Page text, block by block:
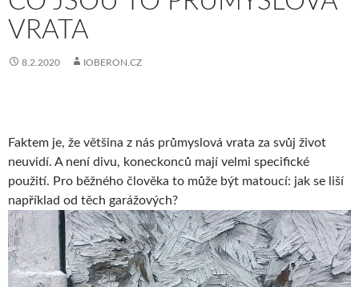
VRATA
8.2.2020 IOBERON.CZ
Faktem je, že většina z nás průmyslová vrata za svůj život
neuvidí. A není divu, koneckonců mají velmi specifické
použití. Pro běžného člověka to může být matoucí: jak se liší
například od těch garážových?